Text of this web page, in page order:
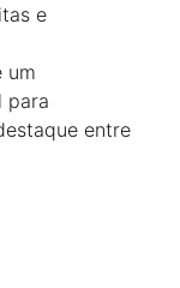
e
um
para
entre